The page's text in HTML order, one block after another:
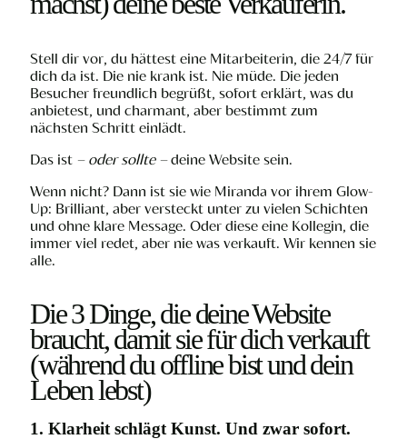
Stell dir vor, du hättest eine Mitarbeiterin, die 24/7 für
dich da ist. Die nie krank ist. Nie müde. Die jeden
Besucher freundlich begrüßt, sofort erklärt, was du
anbietest, und charmant, aber bestimmt zum
nächsten Schritt einlädt.
Das ist – oder sollte –deine Website sein.
Wenn nicht? Dann ist sie wie Miranda vor ihrem Glow-
Up: Brilliant, aber versteckt unter zu vielen Schichten
und ohne klare Message. Oder diese eine Kollegin, die
immer viel redet, aber nie was verkauft. Wir kennen sie
alle.
Die 3 Dinge, die deine Website
braucht, damit sie für dich verkauft
(während du offline bist und dein
Leben lebst)
1. Klarheit schlägt Kunst. Und zwar sofort.